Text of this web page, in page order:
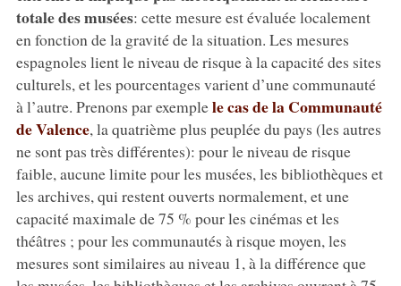
totale des musées: cette mesure est évaluée localement
en fonction de la gravité de la situation. Les mesures
espagnoles lient le niveau de risque à la capacité des sites
culturels, et les pourcentages varient d’une communauté
à l’autre. Prenons par exemplele cas de la Communauté
de Valence, la quatrième plus peuplée du pays (les autres
ne sont pas très différentes): pour le niveau de risque
faible, aucune limite pour les musées, les bibliothèques et
les archives, qui restent ouverts normalement, et une
capacité maximale de 75 % pour les cinémas et les
théâtres ; pour les communautés à risque moyen, les
mesures sont similaires au niveau 1, à la différence que